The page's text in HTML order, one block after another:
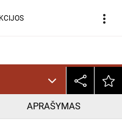
more_vert
APRAŠYMAS